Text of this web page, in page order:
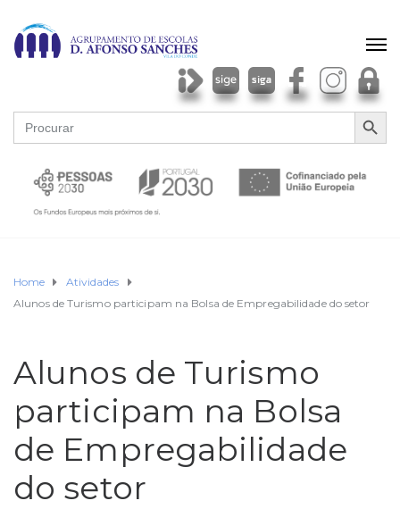
Search
for:
SEARCH
Home
Atividades
Alunos de Turismo participam na Bolsa de Empregabilidade do setor
Alunos de Turismo
participam na Bolsa
de Empregabilidade
do setor